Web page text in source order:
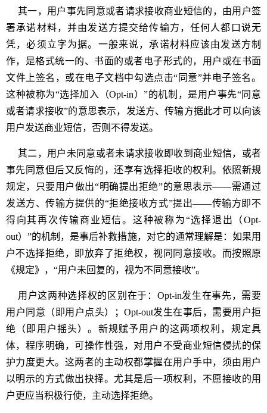
其一，用户事先同意或者请求接收商业短信的，由用户签
署承诺材料，并由发送方提交给传输方，任何人都口说无
凭，必须立字为据。一般来说，承诺材料应该由发送方制
作，是格式统一的、书面的或者电子形式的，用户或在书面
文件上签名，或在电子文档中勾选点击“同意”并电子签名。
这种被称为“选择加入（Opt-in）”的机制，是用户事先“同意
或者请求接收”的意思表示，发送方、传输方据此才可以向该
用户发送商业短信，否则不得发送。
其二，用户未同意或者未请求接收即收到商业短信，或者
事先同意但后又反悔的，还享有选择拒收的权利。依照新规
规定，只要用户做出“明确提出拒绝”的意思表示——需通过
发送方、传输方提供的“拒绝接收方式”提出——传输方即不
得向其再次传输商业短信。这种被称为“选择退出（Opt-
out）”的机制，是事后补救措施，对它的通常理解是：如果用
户不选择拒绝，即放弃了拒绝权，视同同意接收。而按照原
《规定》，“用户未回复的，视为不同意接收”。
用户这两种选择权的区别在于：Opt-in发生在事先，需要
用户同意（即用户点头）；Opt-out发生在事后，需要用户拒
绝（即用户摇头）。新规赋予用户的这两项权利，规定具
体，程序明确，可操作性强，对用户不受商业短信侵扰的保
护力度更大。这两者的主动权都掌握在用户手中，须由用户
以明示的方式做出抉择。尤其是后一项权利，不愿接收的用
户更应当积极行使，主动选择拒绝。